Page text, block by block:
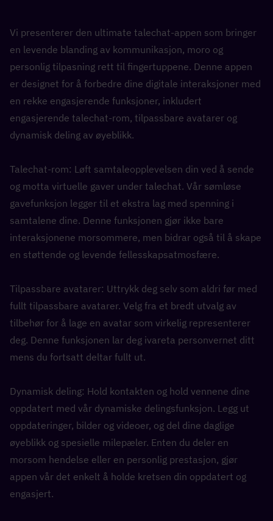
Vi presenterer den ultimate talechat-appen som bringer
en levende blanding av kommunikasjon, moro og
personlig tilpasning rett til fingertuppene. Denne appen
er designet for å forbedre dine digitale interaksjoner med
en rekke engasjerende funksjoner, inkludert
engasjerende talechat-rom, tilpassbare avatarer og
dynamisk deling av øyeblikk.
Talechat-rom: Løft samtaleopplevelsen din ved å sende
og motta virtuelle gaver under talechat. Vår sømløse
gavefunksjon legger til et ekstra lag med spenning i
samtalene dine. Denne funksjonen gjør ikke bare
interaksjonene morsommere, men bidrar også til å skape
en støttende og levende fellesskapsatmosfære.
Tilpassbare avatarer: Uttrykk deg selv som aldri før med
fullt tilpassbare avatarer. Velg fra et bredt utvalg av
tilbehør for å lage en avatar som virkelig representerer
deg. Denne funksjonen lar deg ivareta personvernet ditt
mens du fortsatt deltar fullt ut.
Dynamisk deling: Hold kontakten og hold vennene dine
oppdatert med vår dynamiske delingsfunksjon. Legg ut
oppdateringer, bilder og videoer, og del dine daglige
øyeblikk og spesielle milepæler. Enten du deler en
morsom hendelse eller en personlig prestasjon, gjør
appen vår det enkelt å holde kretsen din oppdatert og
engasjert.